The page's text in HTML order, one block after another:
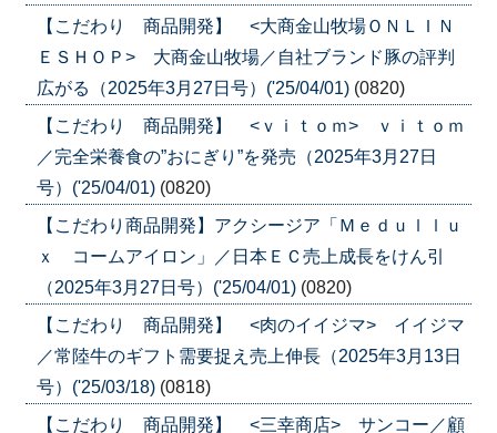
【こだわり 商品開発】 <大商金山牧場ＯＮＬＩＮ
ＥＳＨＯＰ> 大商金山牧場／自社ブランド豚の評判
広がる（2025年3月27日号）('25/04/01) (0820)
【こだわり 商品開発】 <ｖｉｔｏｍ> ｖｉｔｏｍ
／完全栄養食の”おにぎり”を発売（2025年3月27日
号）('25/04/01) (0820)
【こだわり商品開発】アクシージア「Ｍｅｄｕｌｌｕ
ｘ コームアイロン」／日本ＥＣ売上成長をけん引
（2025年3月27日号）('25/04/01) (0820)
【こだわり 商品開発】 <肉のイイジマ> イイジマ
／常陸牛のギフト需要捉え売上伸長（2025年3月13日
号）('25/03/18) (0818)
【こだわり 商品開発】 <三幸商店> サンコー／顧